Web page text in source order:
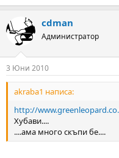
cdman
Администратор
3 Юни 2010
akraba1 написа:
http://
Хубави....
....ама много скъпи бе....